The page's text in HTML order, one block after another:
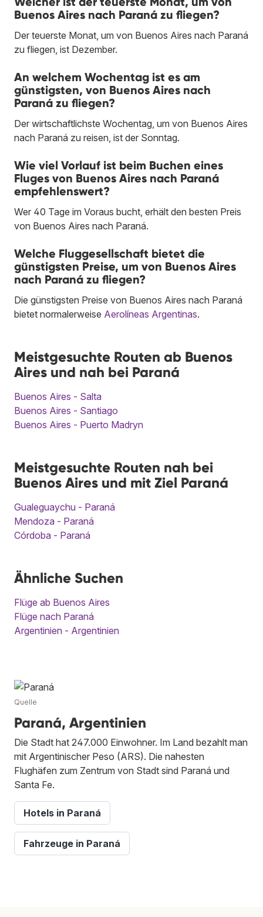
Buenos Aires nach Paraná zu fliegen?
Der teuerste Monat, um von Buenos Aires nach Paraná
zu fliegen, ist Dezember.
An welchem Wochentag ist es am
günstigsten, von Buenos Aires nach
Paraná zu fliegen?
Der wirtschaftlichste Wochentag, um von Buenos Aires
nach Paraná zu reisen, ist der Sonntag.
Wie viel Vorlauf ist beim Buchen eines
Fluges von Buenos Aires nach Paraná
empfehlenswert?
Wer 40 Tage im Voraus bucht, erhält den besten Preis
von Buenos Aires nach Paraná.
Welche Fluggesellschaft bietet die
günstigsten Preise, um von Buenos Aires
nach Paraná zu fliegen?
Die günstigsten Preise von Buenos Aires nach Paraná
bietet normalerweise Aerolíneas Argentinas.
Meistgesuchte Routen ab Buenos
Aires und nah bei Paraná
Buenos Aires - Salta
Buenos Aires - Santiago
Buenos Aires - Puerto Madryn
Meistgesuchte Routen nah bei
Buenos Aires und mit Ziel Paraná
Gualeguaychu - Paraná
Mendoza - Paraná
Córdoba - Paraná
Ähnliche Suchen
Flüge ab Buenos Aires
Flüge nach Paraná
Argentinien - Argentinien
Quelle
Paraná, Argentinien
Die Stadt hat 247.000 Einwohner. Im Land bezahlt man
mit Argentinischer Peso (ARS). Die nahesten
Flughäfen zum Zentrum von Stadt sind Paraná und
Santa Fe.
Hotels in Paraná
Fahrzeuge in Paraná